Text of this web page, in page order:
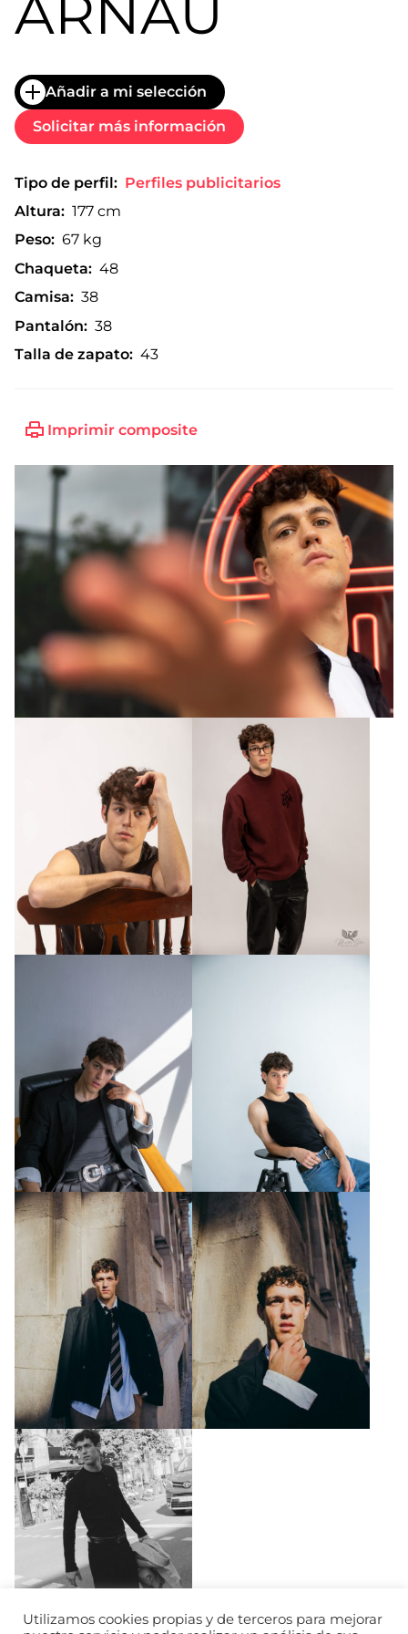
Añadir a mi selección
Solicitar más información
Tipo de perfil: Perfiles publicitarios
Altura: 177 cm
Peso: 67 kg
Chaqueta: 48
Camisa: 38
Pantalón: 38
Talla de zapato: 43
Imprimir composite
Utilizamos cookies propias y de terceros para mejorar